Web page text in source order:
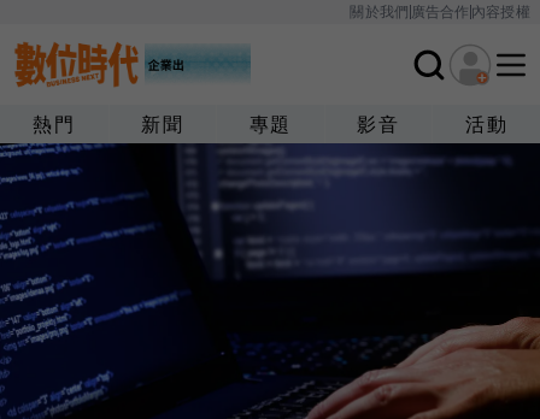
關於我們廣告合作內容授權
熱門 新聞 專題 影音 活動